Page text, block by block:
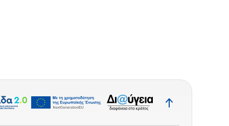
Επιστροφή